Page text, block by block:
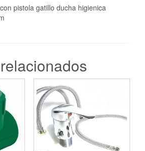
pistola gatillo ducha higienica